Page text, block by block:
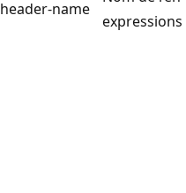
header-name